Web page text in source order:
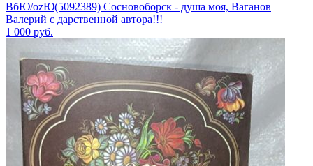
ВбЮ/ozЮ(5092389) Сосновоборск - душа моя, Ваганов
Валерий с дарственной автора!!!
1 000 руб.